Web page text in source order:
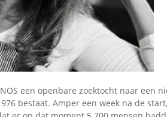
een openbare zoektocht naar een
bestaat. Amper een week na de